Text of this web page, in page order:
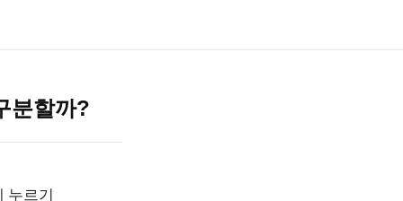
분할까?
누르기